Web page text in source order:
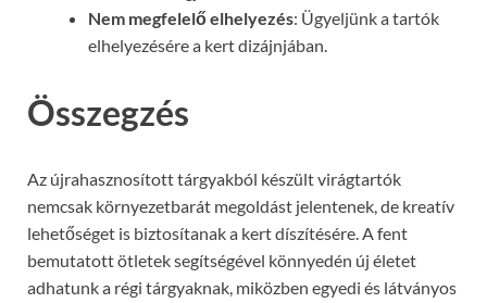
Nem megfelelő elhelyezés: Ügyeljünk a tartók
elhelyezésére a kert dizájnjában.
Összegzés
Az újrahasznosított tárgyakból készült virágtartók
nemcsak környezetbarát megoldást jelentenek, de kreatív
lehetőséget is biztosítanak a kert díszítésére. A fent
bemutatott ötletek segítségével könnyedén új életet
adhatunk a régi tárgyaknak, miközben egyedi és látványos